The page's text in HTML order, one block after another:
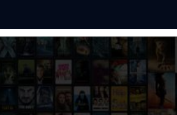
แห่งทศวรรษ 2010s: Part 3 ปี
4 ปีที่เหลือของทศวรรษ 2010s หรือปี